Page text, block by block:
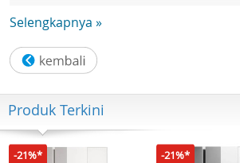
Kamera Belakang 50 MP, f/1.8 (main)
WLAN Wi-Fi 802.11 a/b/g/n/ac, dual-
Bluetooth 5.3, A2DP, LE
Baterai 8000 mAh
SIM Dual SIM
Berat 219 gr
Dimensi 166.5 x 78.2 x 8.6 mm
Selengkapnya »
Produk Terkini
-21%* -21%*